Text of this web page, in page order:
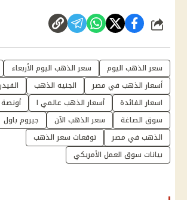
شارك
سعر الذهب اليوم سعر الذهب اليوم الأربعاء
أسعار الذهب في مصر
الجنيه الذهب
اسعار الفائدة
أسعار الذهب عالمي ا
سوق الصاغة
سعر الذهب الآن
جيروم باول
الذهب في مصر
توقعات سعر الذهب
بيانات سوق العمل الأمريكي